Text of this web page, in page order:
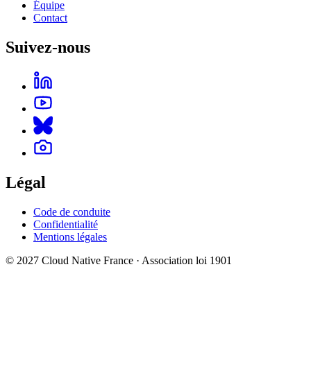
Équipe
Contact
Suivez-nous
Légal
Code de conduite
Confidentialité
Mentions légales
© 2027 Cloud Native France · Association loi 1901